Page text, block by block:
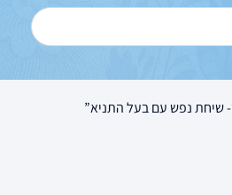
שיחת נפש עם בעל התניא”